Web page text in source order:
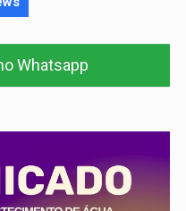
Whatsapp